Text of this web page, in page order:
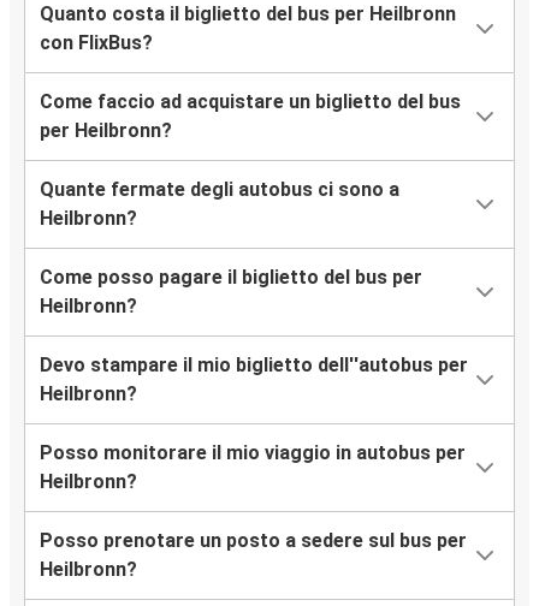
Heilbronn
Genova
Napoli
Bologna
Genova
Heilbronn
Trento
Torino
Quanto costa il biglietto del bus per Heilbronn
con FlixBus?
Come faccio ad acquistare un biglietto del bus
per Heilbronn?
Quante fermate degli autobus ci sono a
Heilbronn?
Come posso pagare il biglietto del bus per
Heilbronn?
Devo stampare il mio biglietto dell''autobus per
Heilbronn?
Posso monitorare il mio viaggio in autobus per
Heilbronn?
Posso prenotare un posto a sedere sul bus per
Heilbronn?